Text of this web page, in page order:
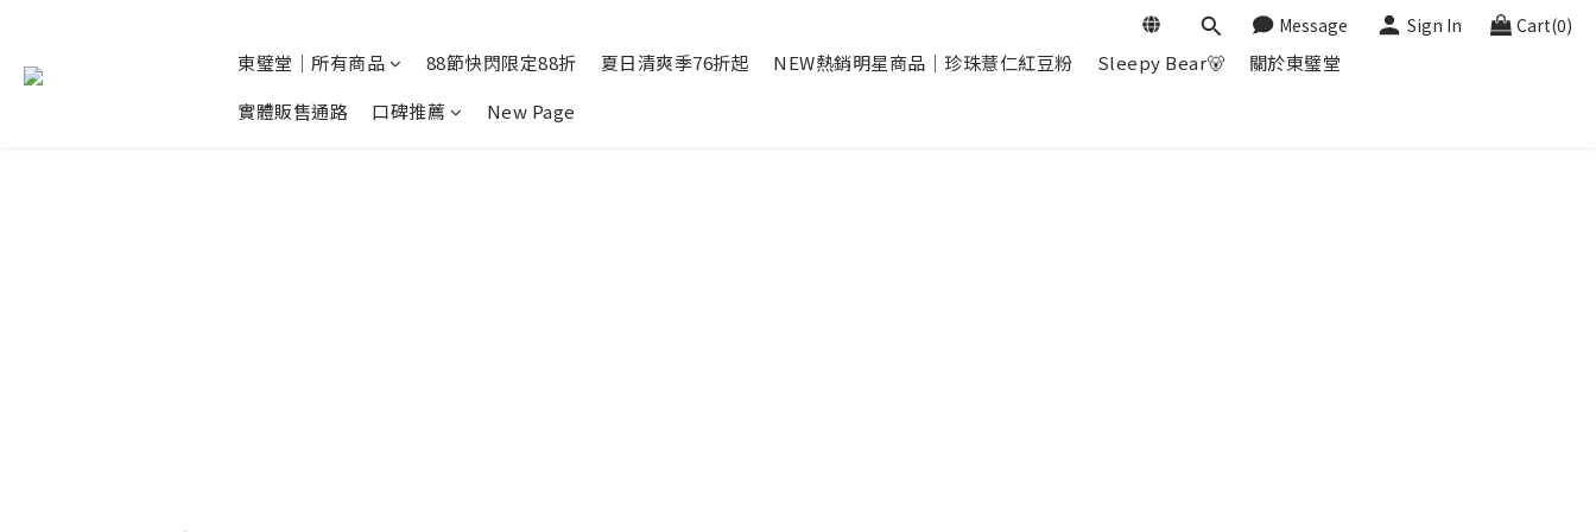
Message Sign In Cart(0)
東璧堂｜所有商品 88節快閃限定88折 夏日清爽季76折起 NEW熱銷明星商品｜珍珠薏仁紅豆粉 Sleepy Bear🐻
關於東璧堂
實體販售通路
口碑推薦 New Page